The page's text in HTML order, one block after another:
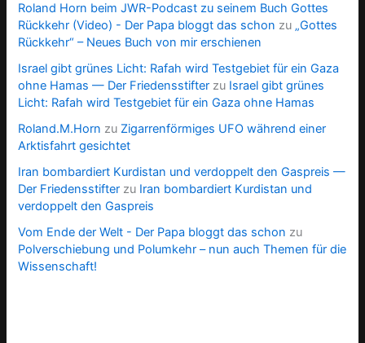
Roland Horn beim JWR-Podcast zu seinem Buch Gottes
Rückkehr (Video) - Der Papa bloggt das schon zu „Gottes
Rückkehr“ – Neues Buch von mir erschienen
Israel gibt grünes Licht: Rafah wird Testgebiet für ein Gaza
ohne Hamas — Der Friedensstifter zu Israel gibt grünes
Licht: Rafah wird Testgebiet für ein Gaza ohne Hamas
Roland.M.Horn zu Zigarrenförmiges UFO während einer
Arktisfahrt gesichtet
Iran bombardiert Kurdistan und verdoppelt den Gaspreis —
Der Friedensstifter zu Iran bombardiert Kurdistan und
verdoppelt den Gaspreis
Vom Ende der Welt - Der Papa bloggt das schon zu
Polverschiebung und Polumkehr – nun auch Themen für die
Wissenschaft!